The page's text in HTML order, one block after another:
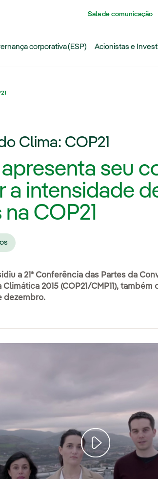
Sala de comunicação
corporativa (ESP) Acionistas e
social
Clima: COP21
seu
a intensidade
COP21
a 21ª Conferência das Partes da
2015 (COP21/CMP11),
dezembro.